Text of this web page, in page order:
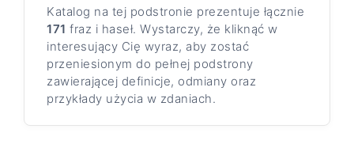
Katalog na tej podstronie prezentuje łącznie
171 fraz i haseł. Wystarczy, że kliknąć w
interesujący Cię wyraz, aby zostać
przeniesionym do pełnej podstrony
zawierającej definicje, odmiany oraz
przykłady użycia w zdaniach.